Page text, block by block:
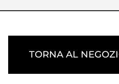
TORNA AL